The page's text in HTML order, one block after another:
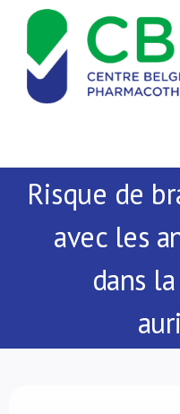
Passer
contenu
Actualités
Publications
Risque de
avec les
dans